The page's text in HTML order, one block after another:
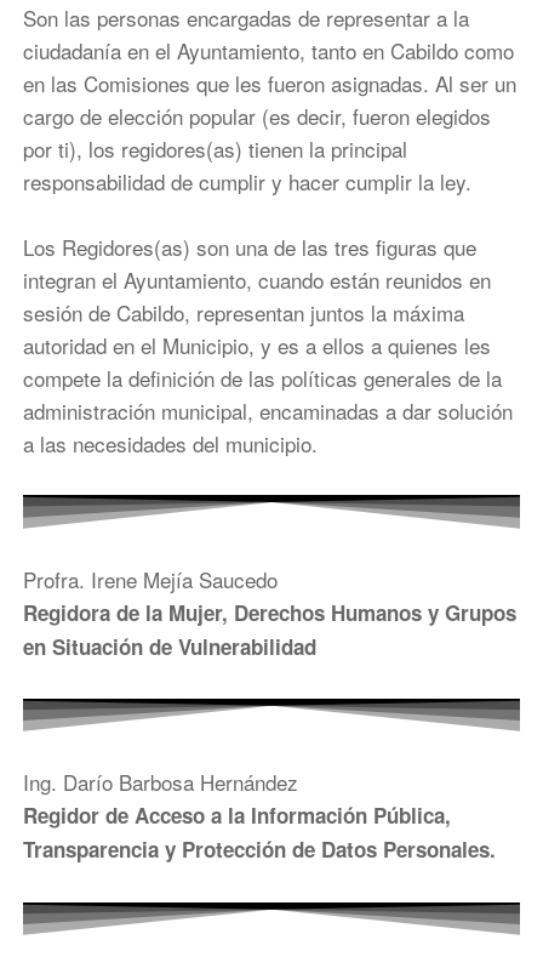
Son las personas encargadas de representar a la
ciudadanía en el Ayuntamiento, tanto en Cabildo como
en las Comisiones que les fueron asignadas. Al ser un
cargo de elección popular (es decir, fueron elegidos
por ti), los regidores(as) tienen la principal
responsabilidad de cumplir y hacer cumplir la ley.
Los Regidores(as) son una de las tres figuras que
integran el Ayuntamiento, cuando están reunidos en
sesión de Cabildo, representan juntos la máxima
autoridad en el Municipio, y es a ellos a quienes les
compete la definición de las políticas generales de la
administración municipal, encaminadas a dar solución
a las necesidades del municipio.
Profra. Irene Mejía Saucedo
Regidora de la Mujer, Derechos Humanos y Grupos
en Situación de Vulnerabilidad
Ing. Darío Barbosa Hernández
Regidor de Acceso a la Información Pública,
Transparencia y Protección de Datos Personales.